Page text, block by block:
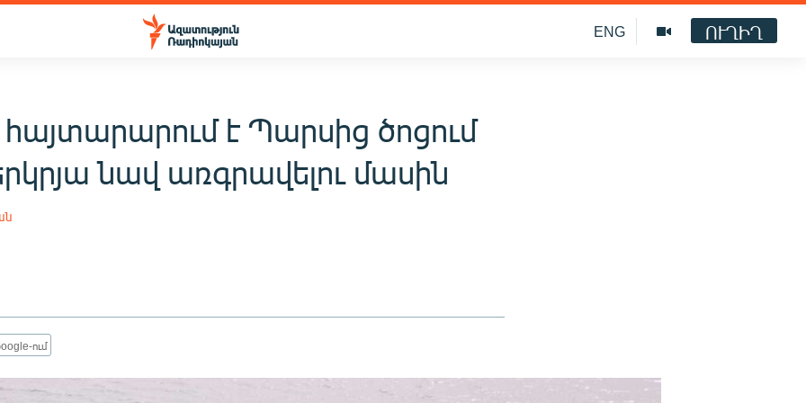
ENG ՈՒՂԻՂ
է Պարսից ծոցում
նավ առգրավելու մասին
ում